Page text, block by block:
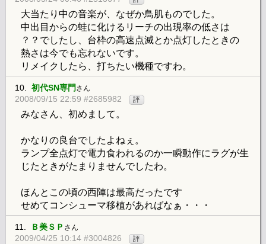
大当たり中の音楽が、なぜか鳥肌ものでした。
中出目からの蛙に化けるリーチの出現率の低さは
？？でしたし、台枠の高速点滅とか点灯したときの
熱さは今でも忘れないです。
リメイクしたら、打ちたい機種ですわ。
10. 初代SN専門 さん
2008/09/15 22:59 #2685982 評
みなさん、初めまして。
かなりの良台でしたよねぇ。
ランプ全点灯で電力食われるのか一瞬動作にラグが生
じたときがたまりませんでしたわ。
ほんとこの頃の西陣は最高だったです
せめてコンシューマ移植があればなぁ・・・
11. Ｂ美ＳＰ さん
2009/04/25 10:14 #3004826 評